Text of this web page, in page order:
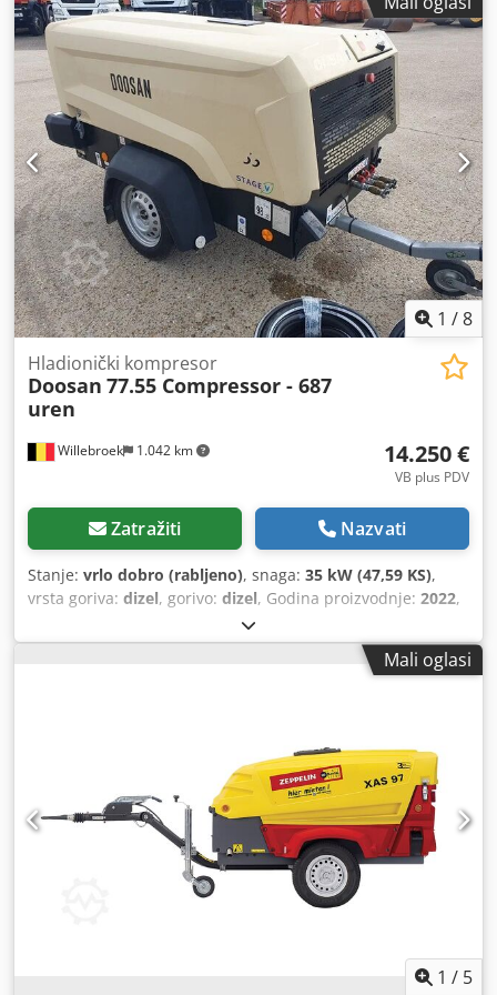
1 /8
Willebroek 1.042 km
Hladionički kompresor
Doosan 77.55 Compressor - 687
uren
14.250 €
VB plus PDV
Zatražiti Nazvati
Stanje: vrlo dobro (rabljeno), snaga: 35 kW (47,59 KS),
vrsta goriva: dizel, gorivo: dizel, Godina proizvodnje: 2022,
Mali oglasi
1 / 5